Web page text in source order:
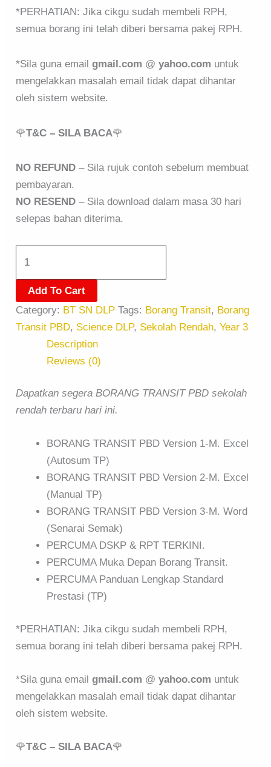
*PERHATIAN: Jika cikgu sudah membeli RPH,
semua borang ini telah diberi bersama pakej RPH.
*Sila guna emailgmail.com @yahoo.com untuk
mengelakkan masalah email tidak dapat dihantar
oleh sistem website.
🌹T&C – SILA BACA🌹
NO REFUND – Sila rujuk contoh sebelum membuat
pembayaran.
NO RESEND – Sila download dalam masa 30 hari
selepas bahan diterima.
Add To Cart
Category: BT SN DLP Tags: Borang Transit, Borang
Transit PBD, Science DLP, Sekolah Rendah,Year 3
Description
Reviews (0)
Dapatkan segera BORANG TRANSIT PBD sekolah
rendah terbaru hari ini.
BORANG TRANSIT PBD Version 1-M. Excel
(Autosum TP)
BORANG TRANSIT PBD Version 2-M. Excel
(Manual TP)
BORANG TRANSIT PBD Version 3-M. Word
(Senarai Semak)
PERCUMA DSKP & RPT TERKINI.
PERCUMA Muka Depan Borang Transit.
PERCUMA Panduan Lengkap Standard
Prestasi (TP)
*PERHATIAN: Jika cikgu sudah membeli RPH,
semua borang ini telah diberi bersama pakej RPH.
*Sila guna emailgmail.com @yahoo.com untuk
mengelakkan masalah email tidak dapat dihantar
oleh sistem website.
🌹T&C – SILA BACA🌹